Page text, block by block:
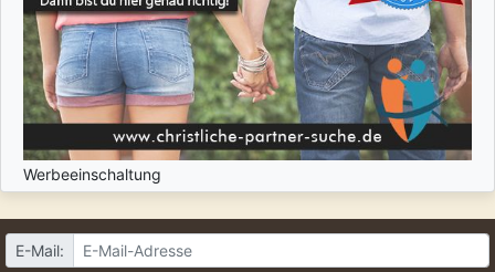
Werbeeinschaltung
E-Mail: